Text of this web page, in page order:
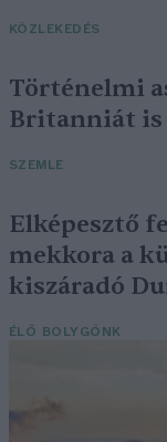
KÖZLEKEDÉS
Történelmi
Britanniát is
SZEMLE
Elképesztő
mekkora a
kiszáradó
ÉLŐ BOLYGÓNK